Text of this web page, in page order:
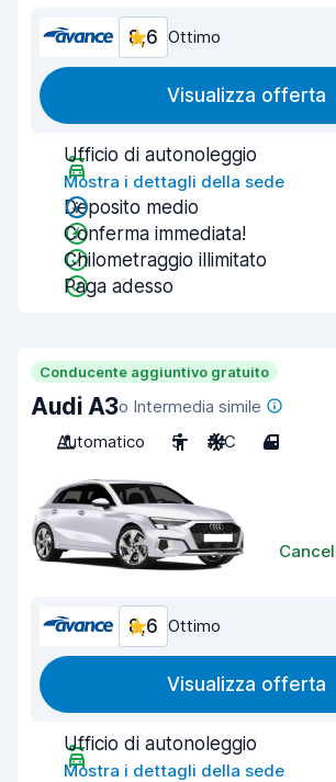
8,6 Ottimo
Visualizza offerta
Ufficio di autonoleggio
Mostra i dettagli della sede
Deposito medio
Conferma immediata!
Chilometraggio illimitato
Paga adesso
Conducente aggiuntivo gratuito
Audi A3o Intermedia simile
Automatico
5 A/C 4
8,6 Ottimo
Visualizza offerta
Ufficio di autonoleggio
Mostra i dettagli della sede